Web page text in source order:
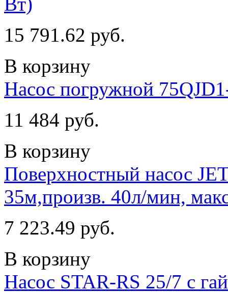
15 791.62 руб.
В корзину
Насос погружной
11 484 руб.
В корзину
Поверхностный насос
35м,произв. 40л/мин,
7 223.49 руб.
В корзину
Насос STAR-RS 25/7 с